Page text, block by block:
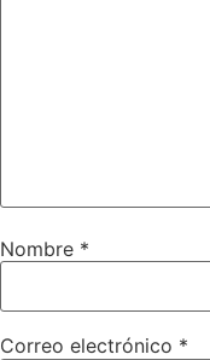
Nombre *
Correo electrónico *